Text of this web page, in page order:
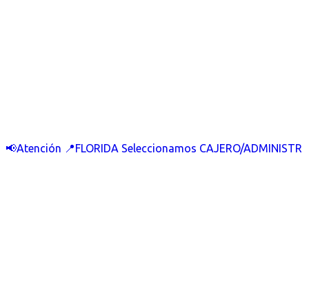
📢Atención 📍FLORIDA Seleccionamos CAJERO/ADMINISTR